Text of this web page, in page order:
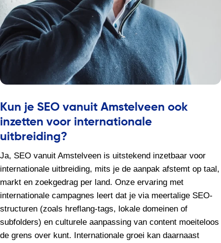
Kun je SEO vanuit Amstelveen ook
inzetten voor internationale
uitbreiding?
Ja, SEO vanuit Amstelveen is uitstekend inzetbaar voor
internationale uitbreiding, mits je de aanpak afstemt op taal,
markt en zoekgedrag per land. Onze ervaring met
internationale campagnes leert dat je via meertalige SEO-
structuren (zoals hreflang-tags, lokale domeinen of
subfolders) en culturele aanpassing van content moeiteloos
de grens over kunt. Internationale groei kan daarnaast